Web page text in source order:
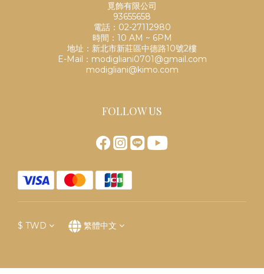
覓飾有限公司
93655658
電話：02-27112980
時間：10 AM ~ 6PM
地址：新北市新莊區中德路10號2樓
E-Mail：modigliani0701@gmail.com
modigliani@kimo.com
FOLLOW US
$ TWD 繁體中文